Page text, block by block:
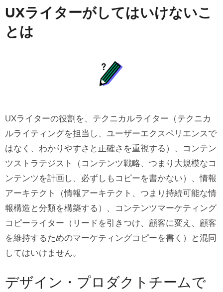
UXライターがしてはいけないこ
とは
UXライターの役割を、テクニカルライター（テクニカ
ルライティングを担当し、ユーザーエクスペリエンスで
はなく、わかりやすさと正確さを重視する）、コンテン
ツストラテジスト（コンテンツ戦略、つまり大規模なコ
ンテンツを計画し、必ずしもコピーを書かない）、情報
アーキテクト（情報アーキテクト、つまり持続可能な情
報構造と分類を構築する）、コンテンツマーケティング
コピーライター（リードを引きつけ、顧客に変え、顧客
を維持するためのマーケティングコピーを書く）と混同
してはいけません。
デザイン・プロダクトチームで